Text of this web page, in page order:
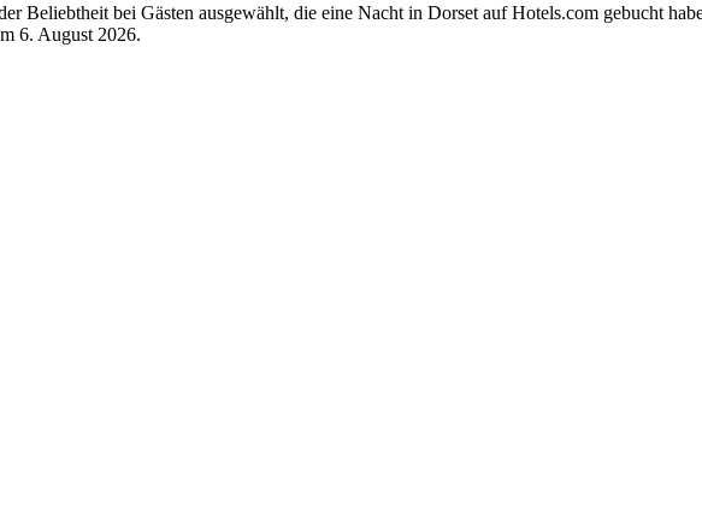
Beliebtheit bei Gästen ausgewählt, die eine Nacht in Dorset auf Hotels.com gebucht
6. August 2026.